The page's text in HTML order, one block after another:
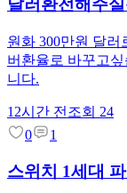
달러환전해주
원화 300만원 달러
버환율로 바꾸고
니다.
12시간 전 조회 24
0
1
스위치 1세대